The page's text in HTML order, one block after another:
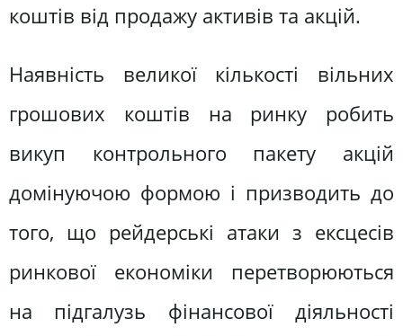
коштів від продажу активів та акцій.
Наявність великої кількості вільних
грошових коштів на ринку робить
викуп контрольного пакету акцій
домінуючою формою і призводить до
того, що рейдерські атаки з ексцесів
ринкової економіки перетворюються
на підгалузь фінансової діяльності